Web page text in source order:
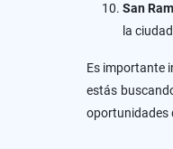
San
la
Es importante
estás
oportunidades